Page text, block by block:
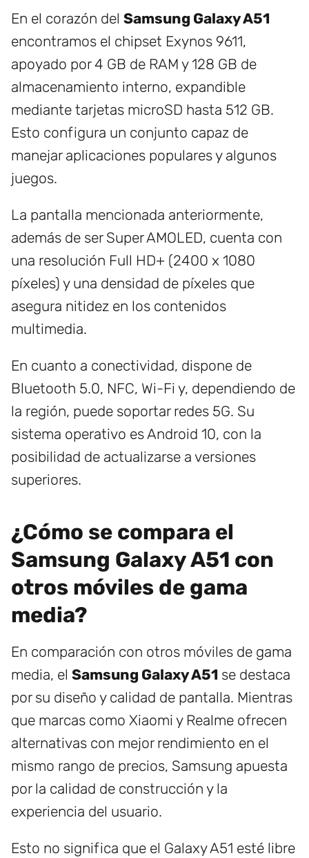
En el corazón del Samsung Galaxy A51
encontramos el chipset Exynos 9611,
apoyado por 4 GB de RAM y 128 GB de
almacenamiento interno, expandible
mediante tarjetas microSD hasta 512 GB.
Esto configura un conjunto capaz de
manejar aplicaciones populares y algunos
juegos.
La pantalla mencionada anteriormente,
además de ser Super AMOLED, cuenta con
una resolución Full HD+ (2400 x 1080
píxeles) y una densidad de píxeles que
asegura nitidez en los contenidos
multimedia.
En cuanto a conectividad, dispone de
Bluetooth 5.0, NFC, Wi-Fi y, dependiendo de
la región, puede soportar redes 5G. Su
sistema operativo es Android 10, con la
posibilidad de actualizarse a versiones
superiores.
¿Cómo se compara el
Samsung Galaxy A51 con
otros móviles de gama
media?
En comparación con otros móviles de gama
media, el Samsung Galaxy A51 se destaca
por su diseño y calidad de pantalla. Mientras
que marcas como Xiaomi y Realme ofrecen
alternativas con mejor rendimiento en el
mismo rango de precios, Samsung apuesta
por la calidad de construcción y la
experiencia del usuario.
Esto no significa que el Galaxy A51 esté libre